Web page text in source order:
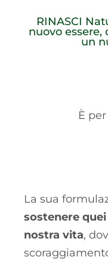
RINASCI
nuovo essere,
un
È
La sua
sostenere
nostra vita,